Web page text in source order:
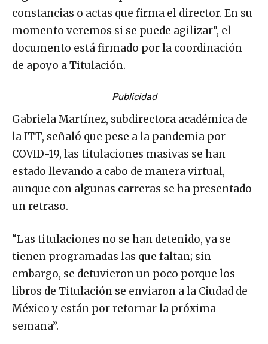
constancias o actas que firma el director. En su
momento veremos si se puede agilizar”, el
documento está firmado por la coordinación
de apoyo a Titulación.
Publicidad
Gabriela Martínez, subdirectora académica de
la ITT, señaló que pese a la pandemia por
COVID-19, las titulaciones masivas se han
estado llevando a cabo de manera virtual,
aunque con algunas carreras se ha presentado
un retraso.
“Las titulaciones no se han detenido, ya se
tienen programadas las que faltan; sin
embargo, se detuvieron un poco porque los
libros de Titulación se enviaron a la Ciudad de
México y están por retornar la próxima
semana”.